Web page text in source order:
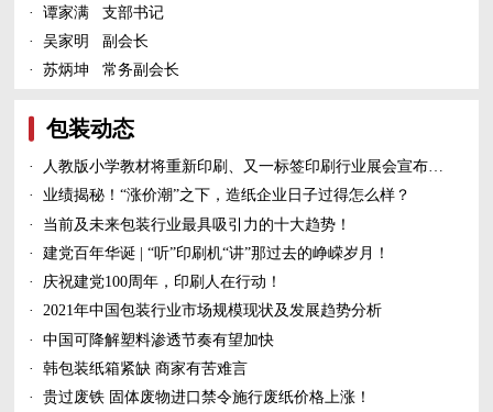
·
谭家满 支部书记
·
吴家明 副会长
·
苏炳坤 常务副会长
包装动态
·
人教版小学教材将重新印刷、又一标签印刷行业展会宣布延期、5家造纸及包装印刷富豪上榜新财富500富人榜......
·
业绩揭秘！“涨价潮”之下，造纸企业日子过得怎么样？
·
当前及未来包装行业最具吸引力的十大趋势！
·
建党百年华诞 | “听”印刷机“讲”那过去的峥嵘岁月！
·
庆祝建党100周年，印刷人在行动！
·
2021年中国包装行业市场规模现状及发展趋势分析
·
中国可降解塑料渗透节奏有望加快
·
韩包装纸箱紧缺 商家有苦难言
·
贵过废铁 固体废物进口禁令施行废纸价格上涨！